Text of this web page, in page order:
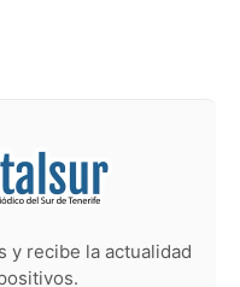
y recibe la actualidad